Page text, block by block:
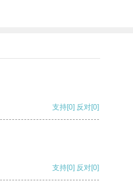
支持[0] 反对[0]
支持[0] 反对[0]